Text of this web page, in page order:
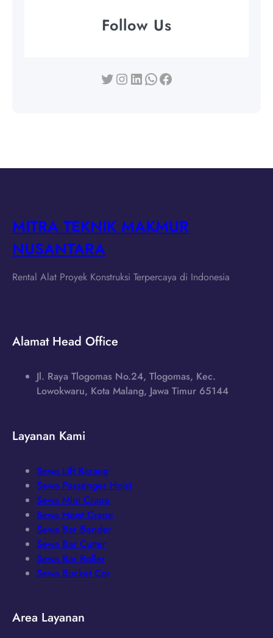
Follow Us
Twitter Instagram LinkedIn WhatsApp Facebook
MITRA TEKNIK MAKMUR
NUSANTARA
Rental Alat Proyek Konstruksi Terpercaya di Indonesia
Alamat Head Office
Jl. Raya Tlogomas No.24, Tlogomas, Kec.
Lowokwaru, Kota Malang, Jawa Timur 65144
Layanan Kami
Sewa Lift Barang
Sewa Passenger Hoist
Sewa Mini Crane
Sewa Hoist Crane
Sewa Bar Bender
Sewa Bar Cutter
Sewa Bar Roller
Sewa Bucket Cor
Area Layanan